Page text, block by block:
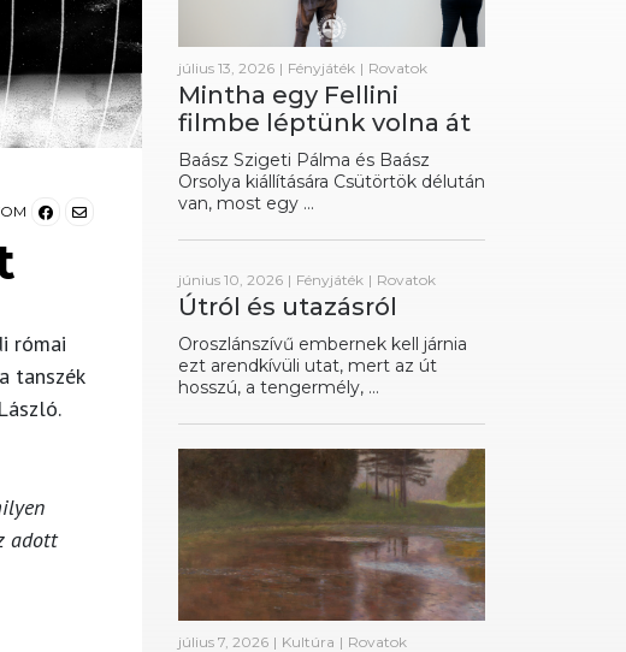
római
tanszék
adott
július 13, 2026 | Fényjáték | Rovatok
Mintha egy Fellini
filmbe léptünk volna át
Baász Szigeti Pálma és Baász
Orsolya kiállítására Csütörtök délután
van, most egy ...
június 10, 2026 | Fényjáték | Rovatok
Útról és utazásról
Oroszlánszívű embernek kell járnia
ezt arendkívüli utat, mert az út
hosszú, a tengermély, ...
július 7, 2026 | Kultúra | Rovatok